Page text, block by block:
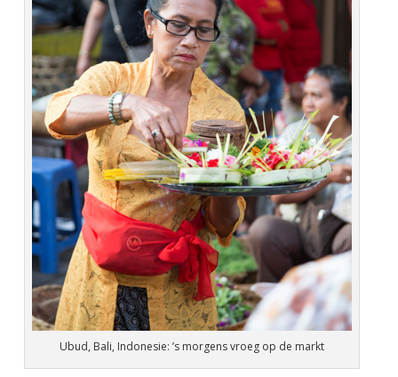
Ubud, Bali, Indonesie: ’s morgens vroeg op de markt